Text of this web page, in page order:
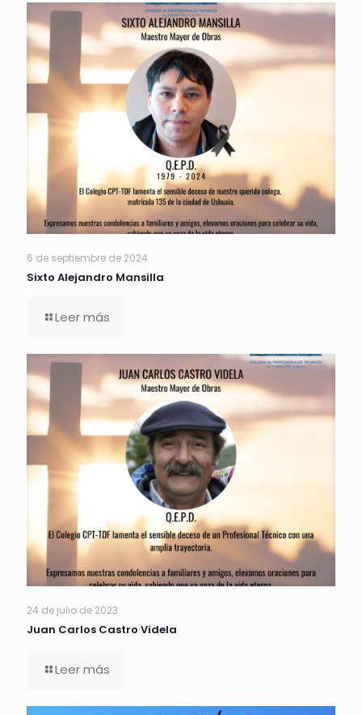
6 de septiembre de 2024
Sixto Alejandro Mansilla
Leer más
24 de julio de 2023
Juan Carlos Castro Videla
Leer más